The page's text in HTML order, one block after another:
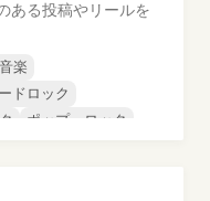
ある投稿やリールを
楽
ドロック
ポップ・ロック